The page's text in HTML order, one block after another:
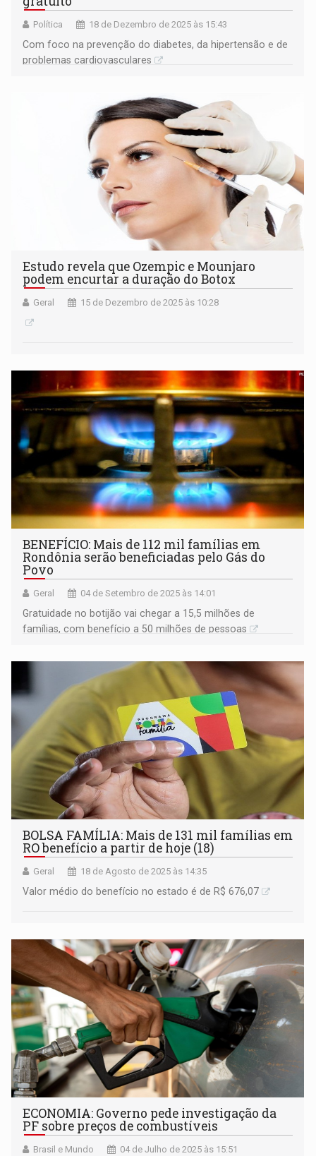
Política 18 de Dezembro de 2025 às 15:43
Com foco na prevenção do diabetes, da hipertensão e de
problemas cardiovasculares
Estudo revela que Ozempic e Mounjaro
podem encurtar a duração do Botox
Geral 15 de Dezembro de 2025 às 10:28
BENEFÍCIO: Mais de 112 mil famílias em
Rondônia serão beneficiadas pelo Gás do
Povo
Geral 04 de Setembro de 2025 às 14:01
Gratuidade no botijão vai chegar a 15,5 milhões de
famílias, com benefício a 50 milhões de pessoas
BOLSA FAMÍLIA: Mais de 131 mil famílias em
RO benefício a partir de hoje (18)
Geral 18 de Agosto de 2025 às 14:35
Valor médio do benefício no estado é de R$ 676,07
ECONOMIA: Governo pede investigação da
PF sobre preços de combustíveis
Brasil e Mundo 04 de Julho de 2025 às 15:51